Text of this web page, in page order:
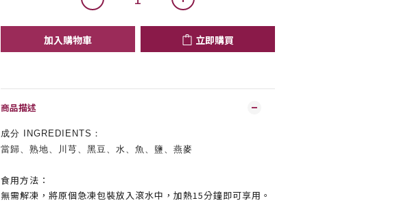
加入購物車 立即購買
商品描述
成分 INGREDIENTS：
當歸、熟地、川芎、黑豆、水、魚、鹽、燕麥
食用方法：
無需解凍，將原個急凍包裝放入滾水中，加熱15分鐘即可享用。